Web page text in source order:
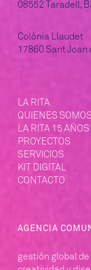
08552 Taradell,
Colònia Llaudet
17860 Sant Joan
LA RITA
QUIENES SOMOS
LA RITA 15 AÑOS
PROYECTOS
SERVICIOS
KIT DIGITAL
CONTACTO
AGENCIA
gestión global